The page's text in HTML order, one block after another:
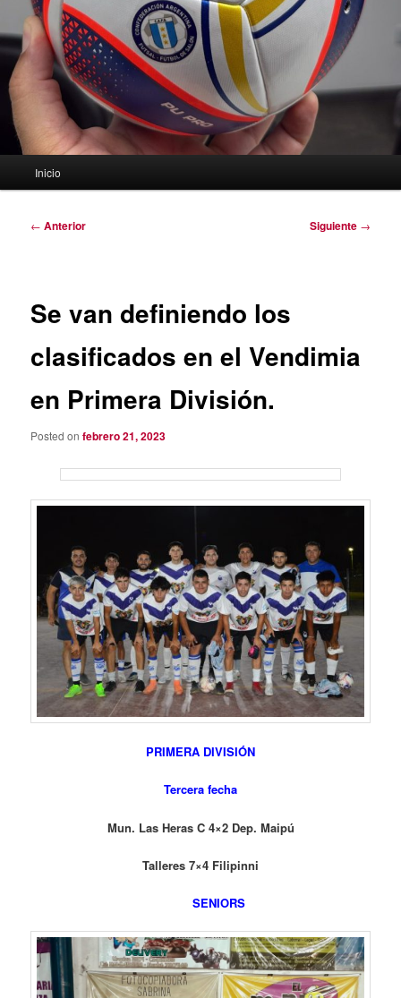
Inicio
Navegación
← Anterior Siguiente →
Se van definiendo los
clasificados en el Vendimia
en Primera División.
Posted onfebrero 21, 2023
PRIMERA DIVISIÓN
Tercera fecha
Mun. Las Heras C 4×2 Dep. Maipú
Talleres 7×4 Filipinni
SENIORS